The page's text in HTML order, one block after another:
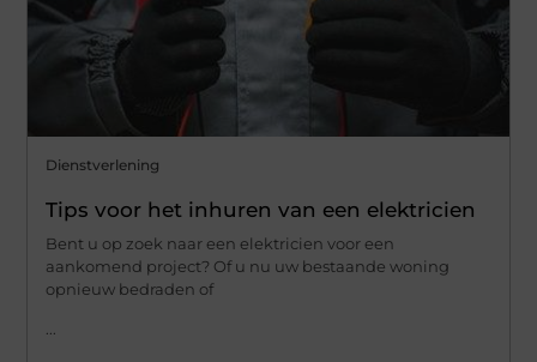
Dienstverlening
Tips voor het inhuren van een elektricien
Bent u op zoek naar een elektricien voor een
aankomend project? Of u nu uw bestaande woning
opnieuw bedraden of